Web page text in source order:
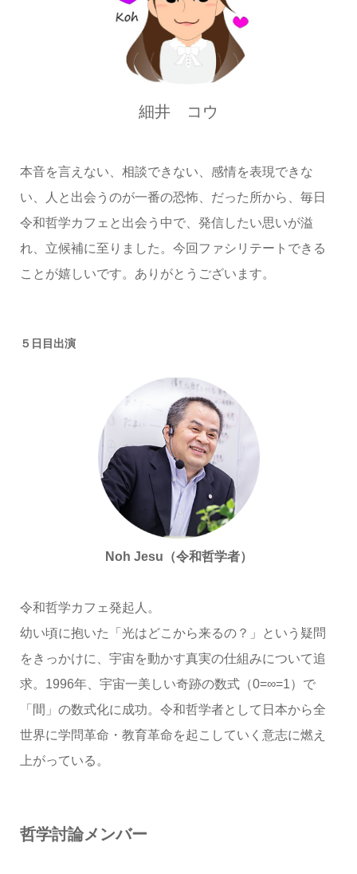
細井 コウ
本音を言えない、相談できない、感情を表現できな
い、人と出会うのが一番の恐怖、だった所から、毎日
令和哲学カフェと出会う中で、発信したい思いが溢
れ、立候補に至りました。今回ファシリテートできる
ことが嬉しいです。ありがとうございます。
５日目出演
Noh Jesu（令和哲学者）
令和哲学カフェ発起人。
幼い頃に抱いた「光はどこから来るの？」という疑問
をきっかけに、宇宙を動かす真実の仕組みについて追
求。1996年、宇宙一美しい奇跡の数式（0=∞=1）で
「間」の数式化に成功。令和哲学者として日本から全
世界に学問革命・教育革命を起こしていく意志に燃え
上がっている。
哲学討論メンバー